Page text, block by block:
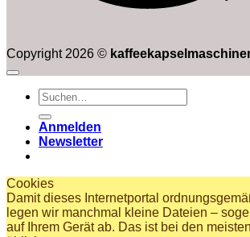
Copyright 2026 ©
Suchen
nach:
Anmelden
Newsletter
Cookies
Damit dieses Internetportal
legen wir manchmal kleine Dateien –
auf Ihrem Gerät ab. Das ist bei den